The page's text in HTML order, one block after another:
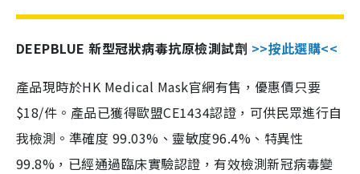
DEEPBLUE 新型冠狀病毒抗原檢測試劑 >>按此選購<<
產品現時於HK Medical Mask官網有售，優惠價只要
$18/件。產品已獲得歐盟CE1434認證，可供民眾進行自
我檢測。準確度 99.03%、靈敏度96.4%、特異性
99.8%，已經通過臨床實驗認證，有效檢測新冠病毒變